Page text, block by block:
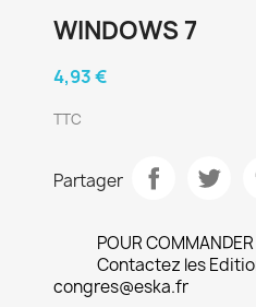
WINDOWS 7
4,93 €
TTC
Partager
POUR COMMANDER
Contactez les
congres@eska.fr